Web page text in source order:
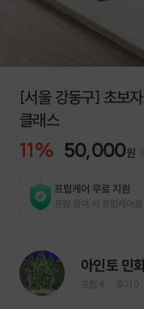
[서울 강동구] 초보
클래스
11% 50,000원
프립케어 무료 지원
프립 참여 시 프립케어
프립 4 후기 0